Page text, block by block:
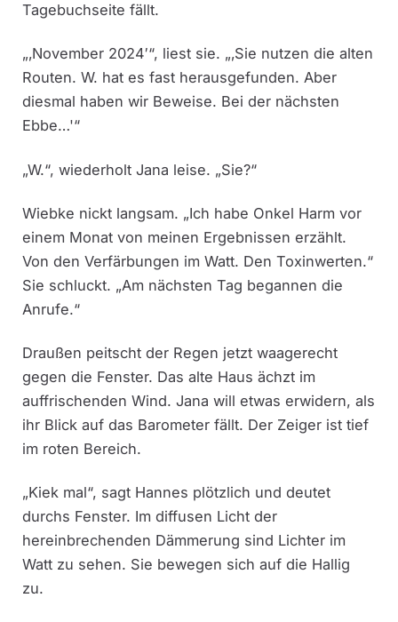
Tagebuchseite fällt.
„‚November 2024′“, liest sie. „‚Sie nutzen die alten
Routen. W. hat es fast herausgefunden. Aber
diesmal haben wir Beweise. Bei der nächsten
Ebbe…'“
„W.“, wiederholt Jana leise. „Sie?“
Wiebke nickt langsam. „Ich habe Onkel Harm vor
einem Monat von meinen Ergebnissen erzählt.
Von den Verfärbungen im Watt. Den Toxinwerten.“
Sie schluckt. „Am nächsten Tag begannen die
Anrufe.“
Draußen peitscht der Regen jetzt waagerecht
gegen die Fenster. Das alte Haus ächzt im
auffrischenden Wind. Jana will etwas erwidern, als
ihr Blick auf das Barometer fällt. Der Zeiger ist tief
im roten Bereich.
„Kiek mal“, sagt Hannes plötzlich und deutet
durchs Fenster. Im diffusen Licht der
hereinbrechenden Dämmerung sind Lichter im
Watt zu sehen. Sie bewegen sich auf die Hallig
zu.